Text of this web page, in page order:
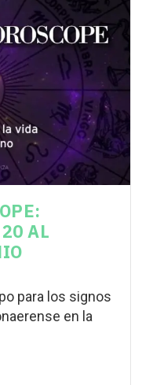
AL
para los signos
en la